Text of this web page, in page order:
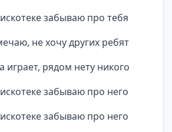
забываю про тебя
не хочу других ребят
играет, рядом нету никого
забываю про него
забываю про него